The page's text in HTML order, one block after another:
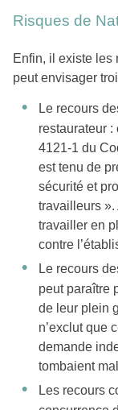
Risques de
Enfin, il existe les
peut envisager
Le recours
restaurateur :
4121-1 du
est tenu de
sécurité et
travailleurs
travailler en
contre
Le recours
peut paraître
de leur plein
n’exclut que
demande
tombaient
Les recours